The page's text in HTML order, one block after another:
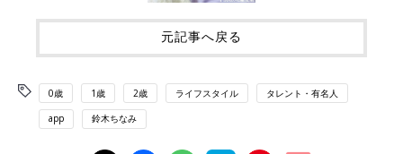
元記事へ戻る
0歳 1歳 2歳 ライフスタイル タレント・有名人
app 鈴木ちなみ